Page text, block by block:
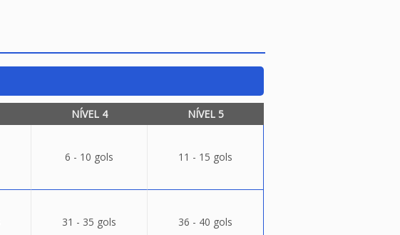
NÍVEL 4 NÍVEL 5
6 - 10 gols 11 - 15 gols
31 - 35 gols 36 - 40 gols